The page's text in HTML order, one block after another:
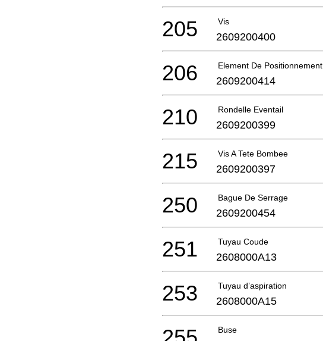
Vis
205 2609200400
Element De Positionnement
206 2609200414
Rondelle Eventail
210 2609200399
Vis A Tete Bombee
215 2609200397
Bague De Serrage
250 2609200454
Tuyau Coude
251 2608000A13
Tuyau d’aspiration
253 2608000A15
Buse